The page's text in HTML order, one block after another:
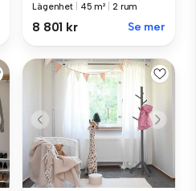
Lägenhet 45 m² 2 rum
8 801 kr Se mer